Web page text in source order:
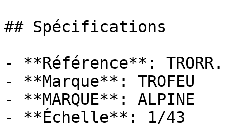
## Spécifications
- **Référence**:
- **Marque**: TROFEU
- **MARQUE**: ALPINE
- **Échelle**: 1/43